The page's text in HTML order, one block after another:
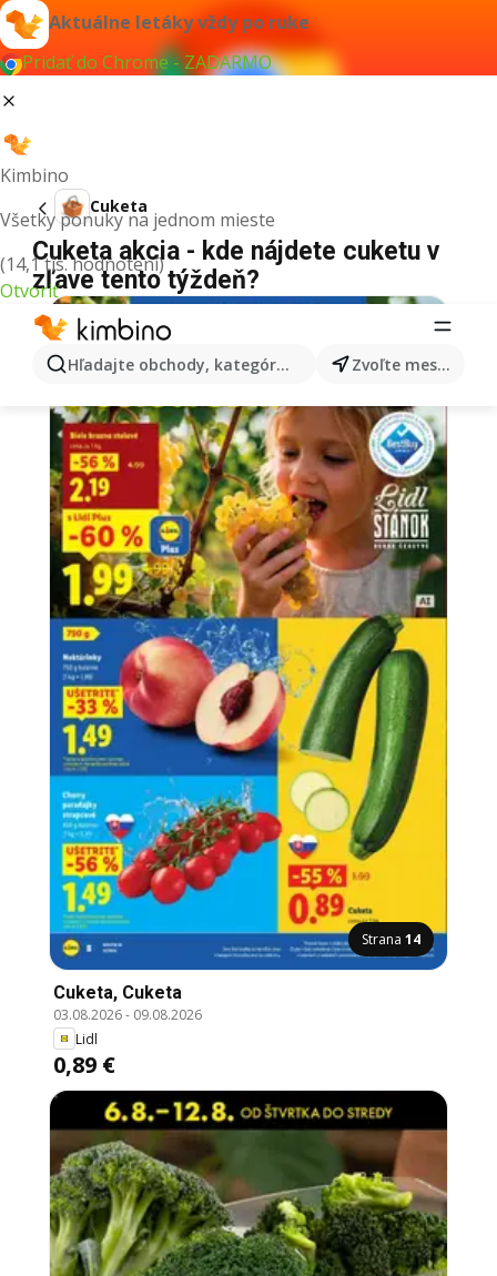
Aktuálne letáky vždy po ruke
Pridať do Chrome - ZADARMO
Kimbino
Všetky ponuky na jednom mieste
(14,1 tis. hodnotení)
Otvoriť
Hľadajte obchody, kategórie, produkty... Zvoľte mesto
Cuketa
Cuketa akcia - kde nájdete cuketu v
zľave tento týždeň?
Strana 14
Cuketa, Cuketa
03.08.2026- 09.08.2026
Lidl
0,89 €